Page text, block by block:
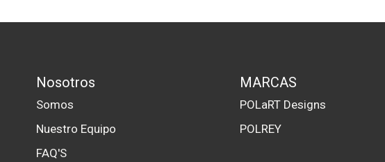
Nosotros
Somos
Nuestro Equipo
FAQ'S
MARCAS
POLaRT Designs
POLREY